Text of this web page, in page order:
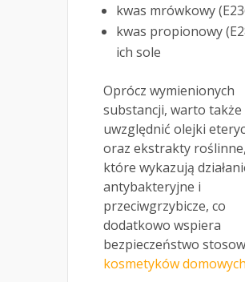
kwas mrówkowy
kwas propionowy
ich sole
Oprócz wymienionych
substancji, warto także
uwzględnić olejki
oraz ekstrakty roślinne,
które wykazują
antybakteryjne i
przeciwgrzybicze, co
dodatkowo wspiera
bezpieczeństwo
kosmetyków domowych